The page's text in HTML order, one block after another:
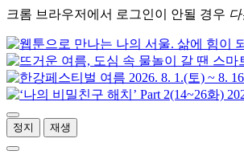
크롬 브라우저에서 로그인이 안될 경우
정지 재생